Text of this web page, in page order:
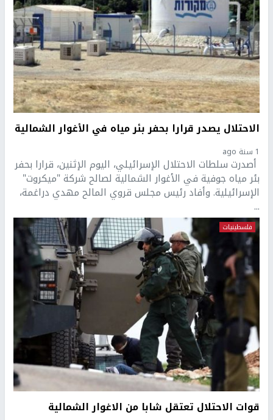
الاحتلال يصدر قرارا بحفر بئر مياه في الأغوار الشمالية
1 سنة ago
أصدرت سلطات الاحتلال الإسرائيلي، اليوم الإثنين، قرارا بحفر
بئر مياه جوفية في الأغوار الشمالية لصالح شركة "ميكروت"
الإسرائيلية. وأفاد رئيس مجلس قروي المالح مهدي دراغمة،
...
فلسطينيات
قوات الاحتلال تعتقل شابا من الاغوار الشمالية